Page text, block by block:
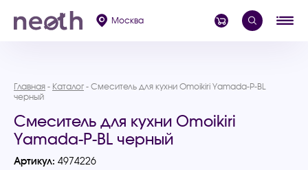
Москва
Главная Каталог
Смеситель для кухни Omoikiri Yamada-P-BL
черный
Смеситель для кухни Omoikiri
Yamada-P-BL черный
Артикул: 4974226